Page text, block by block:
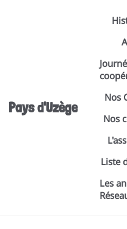
Aller au contenu principal
Pays d'Uzège
Nos
Nos
Liste
Les